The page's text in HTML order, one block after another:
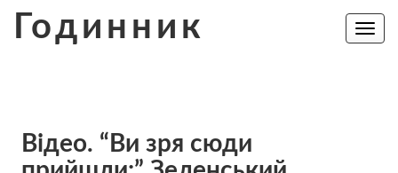
Годинник
Toggle
Відео. “Ви зря сюди